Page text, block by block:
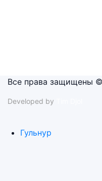
Все права защищены
Developed by
Гульнур